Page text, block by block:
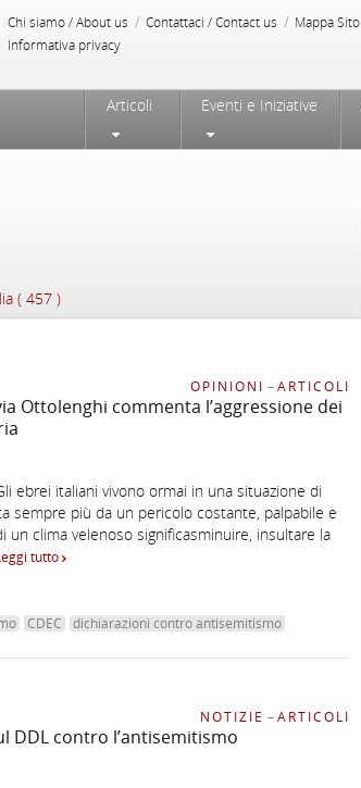
Chi siamo / About us / Contattaci / Contact us / Mappa Sito
Informativa privacy
Articoli Eventi e Iniziative
( 457 )
OPINIONI –ARTICOLI
Ottolenghi commenta l’aggressione dei
ebrei italiani vivono ormai in una situazione di
sempre più da un pericolo costante, palpabile e
un clima velenoso significasminuire, insultare la
tutto
CDEC
dichiarazioni contro antisemitismo
NOTIZIE –ARTICOLI
DDL contro l’antisemitismo